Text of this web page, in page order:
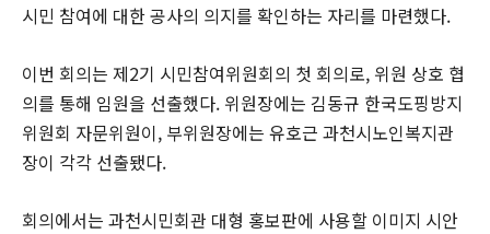
시민 참여에 대한 공사의 의지를 확인하는 자리를 마련했다.
이번 회의는 제2기 시민참여위원회의 첫 회의로, 위원 상호 협
의를 통해 임원을 선출했다. 위원장에는 김동규 한국도핑방지
위원회 자문위원이, 부위원장에는 유호근 과천시노인복지관
장이 각각 선출됐다.
회의에서는 과천시민회관 대형 홍보판에 사용할 이미지 시안